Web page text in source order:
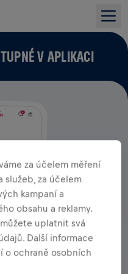
V APLIKACI
za účelem měření
služeb, za účelem
kampaní a
obsahu a reklamy.
uplatnit svá
Další informace
o ochraně osobních